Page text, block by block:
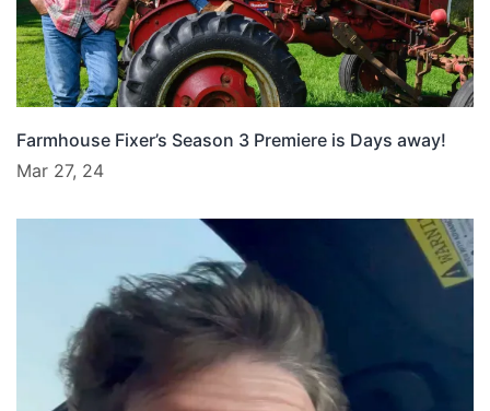
Farmhouse Fixer’s Season 3 Premiere is Days away!
Mar 27, 24